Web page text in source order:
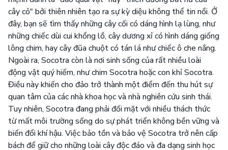
cây cỏ" bởi thiên nhiên tạo ra sự kỳ diệu không thể tin nổi. Ở
đây, bạn sẽ tìm thấy những cây cối có dáng hình lạ lùng, như
những chiếc dùi cui khổng lồ, cây dương xỉ có hình dáng giống
lông chim, hay cây đũa chuột có tán lá như chiếc ô che nắng.
Ngoài ra, Socotra còn là nơi sinh sống của rất nhiều loài
động vật quý hiếm, như chim Socotra hoặc con khỉ Socotra.
Điều này khiến cho đảo trở thành một điểm đến thu hút sự
quan tâm của các nhà khoa học và nhà nghiên cứu sinh thái.
Tuy nhiên, Socotra đang phải đối mặt với nhiều thách thức
từ mất môi trường sống do sự phát triển không bền vững và
biến đổi khí hậu. Việc bảo tồn và bảo vệ Socotra trở nên cấp
bách để giữ cho những loài cây độc đáo và đa dạng sinh học